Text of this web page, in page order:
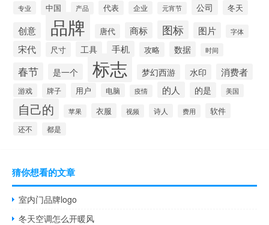
专业 中国 产品 代表 企业 元宵节 公司 冬天
创意 品牌 唐代 商标 图标 图片 字体
宋代 尺寸 工具 手机 攻略 数据 时间
春节 是一个 标志 梦幻西游 水印 消费者
游戏 牌子 用户 电脑 疫情 的人 的是 美国
自己的 苹果 衣服 视频 诗人 费用 软件
还不 都是
猜你想看的文章
室内门品牌logo
冬天空调怎么开暖风